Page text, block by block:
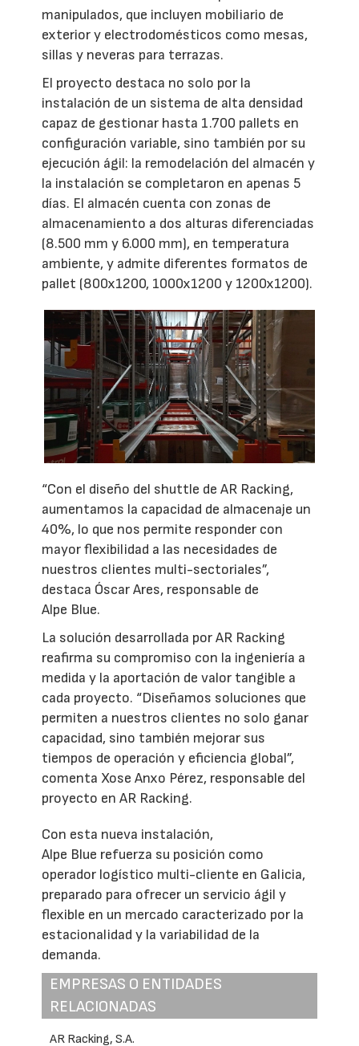
manipulados, que incluyen mobiliario de
exterior y electrodomésticos como mesas,
sillas y neveras para terrazas.
El proyecto destaca no solo por la
instalación de un sistema de alta densidad
capaz de gestionar hasta 1.700 pallets en
configuración variable, sino también por su
ejecución ágil: la remodelación del almacén y
la instalación se completaron en apenas 5
días. El almacén cuenta con zonas de
almacenamiento a dos alturas diferenciadas
(8.500 mm y 6.000 mm), en temperatura
ambiente, y admite diferentes formatos de
pallet (800x1200, 1000x1200 y 1200x1200).
“Con el diseño del shuttle de AR Racking,
aumentamos la capacidad de almacenaje un
40%, lo que nos permite responder con
mayor flexibilidad a las necesidades de
nuestros clientes multi-sectoriales”,
destaca Óscar Ares, responsable de
Alpe Blue.
La solución desarrollada por AR Racking
reafirma su compromiso con la ingeniería a
medida y la aportación de valor tangible a
cada proyecto. “Diseñamos soluciones que
permiten a nuestros clientes no solo ganar
capacidad, sino también mejorar sus
tiempos de operación y eficiencia global”,
comenta Xose Anxo Pérez, responsable del
proyecto en AR Racking.
Con esta nueva instalación,
Alpe Blue refuerza su posición como
operador logístico multi-cliente en Galicia,
preparado para ofrecer un servicio ágil y
flexible en un mercado caracterizado por la
estacionalidad y la variabilidad de la
demanda.
EMPRESAS O ENTIDADES
RELACIONADAS
AR Racking, S.A.